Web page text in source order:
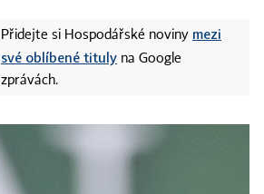
Přidejte si Hospodářské noviny mezi
své oblíbené tituly na Google
zprávách.